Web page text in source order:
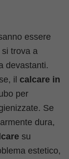
essere
trova a
devastanti.
il calcare in
per
Se
dura,
su
estetico,